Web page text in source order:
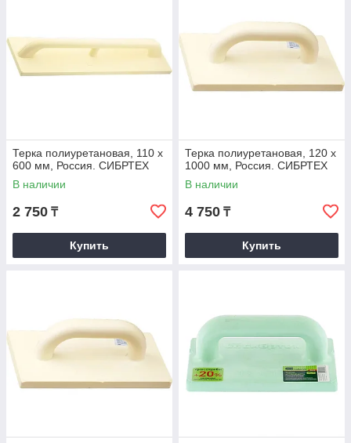
Терка полиуретановая, 110 х
600 мм, Россия. СИБРТЕХ
В наличии
2 750 ₸
Купить
Терка полиуретановая, 120 х
1000 мм, Россия. СИБРТЕХ
В наличии
4 750 ₸
Купить